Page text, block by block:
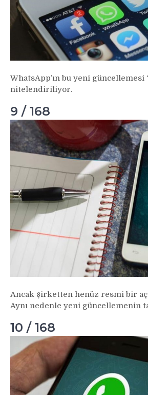
WhatsApp’ın bu yeni güncellemesi
nitelendiriliyor.
9 / 168
Ancak şirketten henüz resmi bir
Aynı nedenle yeni güncellemenin
10 / 168